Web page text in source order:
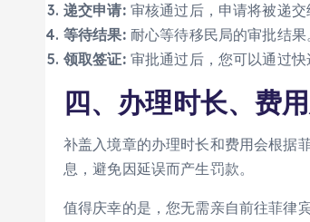
递交申请:审核通过后，申请将被递交
等待结果:耐心等待移民局的审批结果
领取签证:审批通过后，您可以通过快
四、办理时长、费
补盖入境章的办理时长和费用会根据
息，避免因延误而产生罚款。
值得庆幸的是，您无需亲自前往菲律